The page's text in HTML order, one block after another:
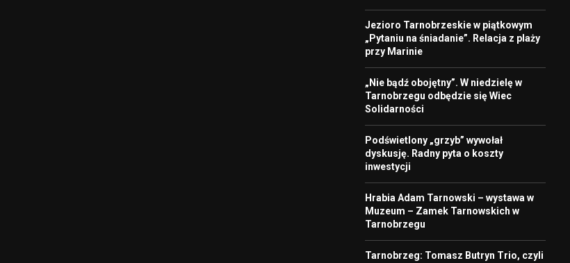
Jezioro Tarnobrzeskie w piątkowym
„Pytaniu na śniadanie”. Relacja z plaży
przy Marinie
„Nie bądź obojętny”. W niedzielę w
Tarnobrzegu odbędzie się Wiec
Solidarności
Podświetlony „grzyb” wywołał
dyskusję. Radny pyta o koszty
inwestycji
Hrabia Adam Tarnowski – wystawa w
Muzeum – Zamek Tarnowskich w
Tarnobrzegu
Tarnobrzeg: Tomasz Butryn Trio, czyli